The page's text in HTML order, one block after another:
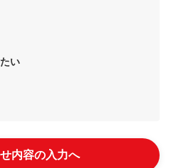
い
内容の入力へ